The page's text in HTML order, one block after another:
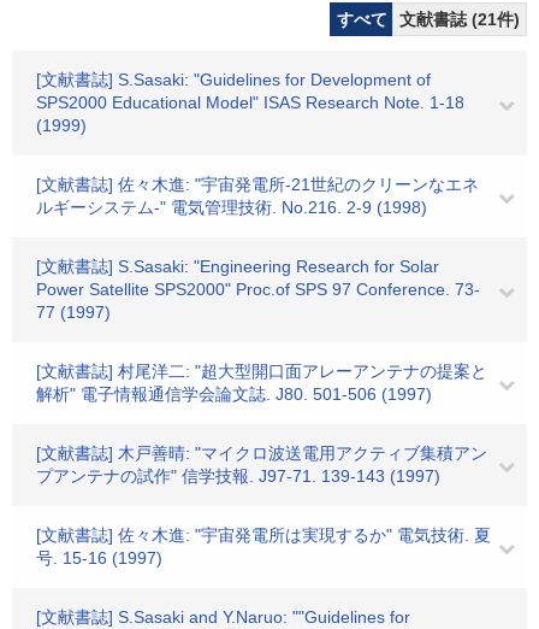
すべて
文献書誌 (21件)
[文献書誌] S.Sasaki: "Guidelines for Development of
SPS2000 Educational Model" ISAS Research Note. 1-18
(1999)
[文献書誌] 佐々木進: "宇宙発電所-21世紀のクリーンなエネ
ルギーシステム-" 電気管理技術. No.216. 2-9 (1998)
[文献書誌] S.Sasaki: "Engineering Research for Solar
Power Satellite SPS2000" Proc.of SPS 97 Conference. 73-
77 (1997)
[文献書誌] 村尾洋二: "超大型開口面アレーアンテナの提案と
解析" 電子情報通信学会論文誌. J80. 501-506 (1997)
[文献書誌] 木戸善晴: "マイクロ波送電用アクティブ集積アン
プアンテナの試作" 信学技報. J97-71. 139-143 (1997)
[文献書誌] 佐々木進: "宇宙発電所は実現するか" 電気技術. 夏
号. 15-16 (1997)
[文献書誌] S.Sasaki and Y.Naruo: ""Guidelines for